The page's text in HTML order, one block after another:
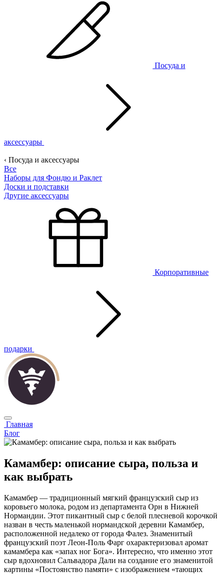
Посуда и
аксессуары
‹ Посуда и аксессуары
Все
Наборы для Фондю и Раклет
Доски и подставки
Другие аксессуары
Корпоративные
подарки
Главная
Блог
Камамбер: описание сыра, польза и
как выбрать
Камамбер — традиционный мягкий французский сыр из
коровьего молока, родом из департамента Орн в Нижней
Нормандии. Этот пикантный сыр с белой плесневой корочкой
назван в честь маленькой нормандской деревни Камамбер,
расположенной недалеко от города Фалез. Знаменитый
французский поэт Леон-Поль Фарг охарактеризовал аромат
камамбера как «запах ног Бога». Интересно, что именно этот
сыр вдохновил Сальвадора Дали на создание его знаменитой
картины «Постоянство памяти» с изображением «тающих